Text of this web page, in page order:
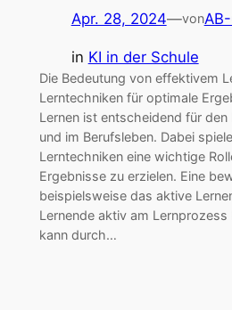
Apr. 28, 2024—von
in KI in der Schule
Die Bedeutung von effektivem
Lerntechniken für optimale
Lernen ist entscheidend für den
und im Berufsleben. Dabei
Lerntechniken eine wichtige
Ergebnisse zu erzielen. Eine
beispielsweise das aktive
Lernende aktiv am
kann durch…